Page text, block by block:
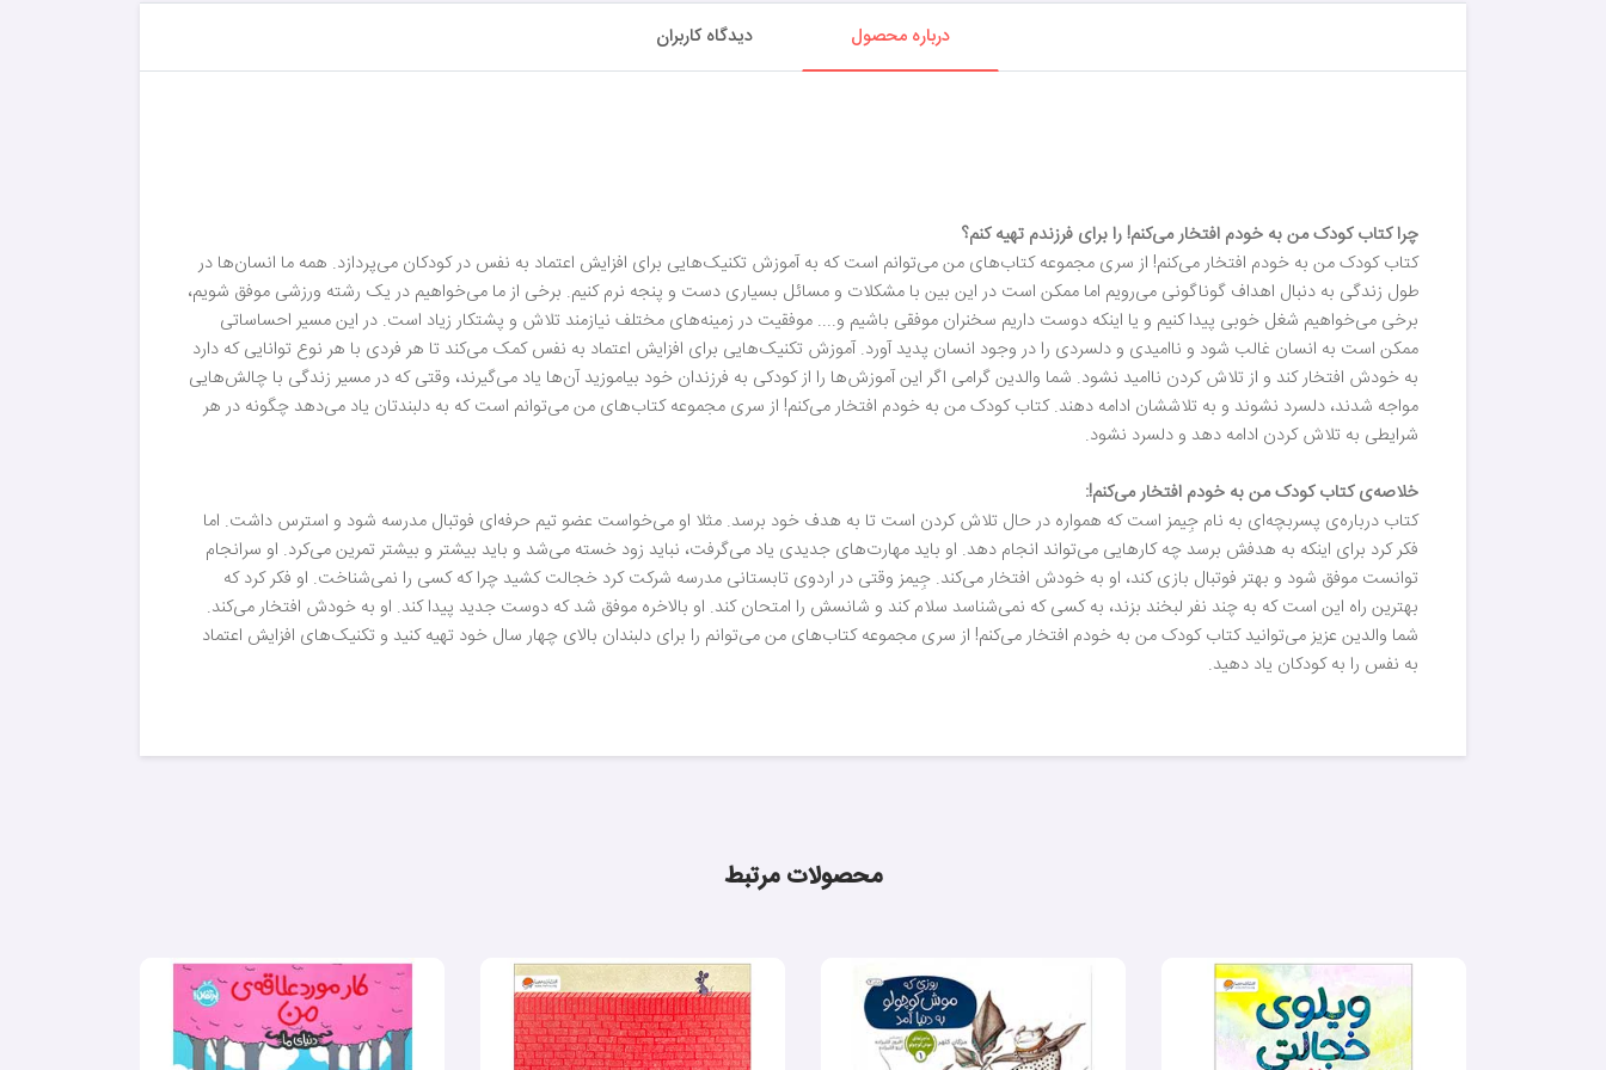
درباره محصول دیدگاه کاربران
چرا کتاب کودک من به خودم افتخار می‌کنم! را برای فرزندم تهیه کنم؟
کتاب کودک من به خودم افتخار می‌کنم! از سری مجموعه کتاب‌های من می‌توانم است که به آموزش تکنیک‌هایی برای افزایش اعتماد به نفس در کودکان می‌پردازد. همه ما انسان‌ها در
طول زندگی به دنبال اهداف گوناگونی می‌رویم اما ممکن است در این بین با مشکلات و مسائل بسیاری دست و پنجه نرم کنیم. برخی از ما می‌خواهیم در یک رشته ورزشی موفق شویم،
برخی می‌خواهیم شغل خوبی پیدا کنیم و یا اینکه دوست داریم سخنران موفقی باشیم و.... موفقیت در زمینه‌های مختلف نیازمند تلاش و پشتکار زیاد است. در این مسیر احساساتی
ممکن است به انسان غالب شود و ناامیدی و دلسردی را در وجود انسان پدید آورد. آموزش‌ تکنیک‌هایی برای افزایش اعتماد به نفس کمک می‌کند تا هر فردی با هر نوع توانایی که دارد
به خودش افتخار کند و از تلاش کردن ناامید نشود. شما والدین گرامی اگر این آموزش‌ها را از کودکی به فرزندان خود بیاموزید آن‌ها یاد می‌گیرند، وقتی که در مسیر زندگی با چالش‌هایی
مواجه شدند، دلسرد نشوند و به تلاششان ادامه دهند. کتاب کودک من به خودم افتخار می‌کنم! از سری مجموعه کتاب‌های من می‌توانم است که به دلبندتان یاد می‌دهد چگونه در هر
شرایطی به تلاش کردن ادامه دهد و دلسرد نشود.
خلاصه‌ی کتاب کودک من به خودم افتخار می‌کنم!:
کتاب درباره‌ی پسربچه‌ای به نام جِیمز است که همواره در حال تلاش کردن است تا به هدف خود برسد. مثلا او می‌خواست عضو تیم حرفه‌ای فوتبال مدرسه شود و استرس داشت. اما
فکر کرد برای اینکه به هدفش برسد چه کارهایی می‌تواند انجام دهد. او باید مهارت‌های جدیدی یاد می‌گرفت، نباید زود خسته می‌شد و باید بیشتر و بیشتر تمرین می‌کرد. او سرانجام
توانست موفق شود و بهتر فوتبال بازی کند، او به خودش افتخار می‌کند. جِیمز وقتی در اردوی تابستانی مدرسه شرکت کرد خجالت کشید چرا که کسی را نمی‌شناخت. او فکر کرد که
بهترین راه این است که به چند نفر لبخند بزند، به کسی که نمی‌شناسد سلام کند و شانسش را امتحان کند. او بالاخره موفق شد که دوست جدید پیدا کند. او به خودش افتخار می‌کند.
شما والدین عزیز می‌توانید کتاب کودک من به خودم افتخار می‌کنم! از سری مجموعه کتاب‌های من می‌توانم را برای دلبندان بالای چهار سال خود تهیه کنید و تکنیک‌های افزایش اعتماد
به نفس را به کودکان یاد دهید.
محصولات مرتبط